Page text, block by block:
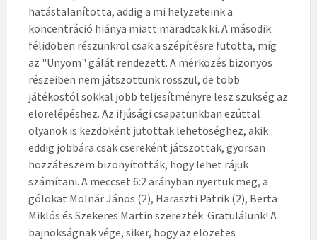
hatástalanította, addig a mi helyzeteink a
koncentráció hiánya miatt maradtak ki. A második
félidõben részünkrõl csak a szépítésre futotta, míg
az "Unyom" gálát rendezett. A mérkõzés bizonyos
részeiben nem játszottunk rosszul, de több
játékostól sokkal jobb teljesítményre lesz szükség az
elõrelépéshez. Az ifjúsági csapatunkban ezúttal
olyanok is kezdõként jutottak lehetõséghez, akik
eddig jobbára csak csereként játszottak, gyorsan
hozzáteszem bizonyították, hogy lehet rájuk
számítani. A meccset 6:2 arányban nyertük meg, a
gólokat Molnár János (2), Haraszti Patrik (2), Berta
Miklós és Szekeres Martin szerezték. Gratulálunk! A
bajnokságnak vége, siker, hogy az elõzetes